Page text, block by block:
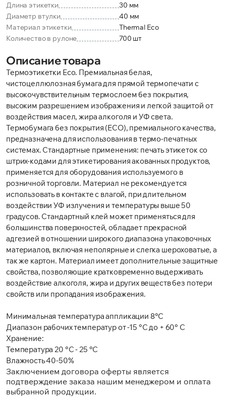
Длина этикетки
30 мм
Диаметр втулки
40 мм
Материал этикетки
Thermal Eco
Количество в рулоне
700 шт
Описание товара
Термоэтикетки Eco. Премиальная белая,
чистоцеллюлозная бумага для прямой термопечати с
высокочувствительным термослоем без покрытия,
высоким разрешением изображения и легкой защитой от
воздействия масел, жира алкоголя и УФ света.
Термобумага без покрытия (ECO), премиального качества,
предназначена для использования в термо-печатных
системах. Стандартные применения: печать этикеток со
штрих-кодами для этикетирования акованных продуктов,
применяется для оборудования используемого в
розничной торговли. Материал не рекомендуется
использовать в контакте с влагой, при длительном
воздействии УФ излучения и температуры выше 50
градусов. Стандартный клей может применяться для
большинства поверхностей, обладает прекрасной
адгезией в отношении широкого диапазона упаковочных
материалов, включая неполярные и слегка шероховатые, а
так же картон. Материал имеет дополнительные защитные
свойства, позволяющие кратковременно выдерживать
воздействие алкоголя, жира и других веществ без потери
свойств или пропадания изображения.
Минимальная температура аппликации 8°C
Диапазон рабочих температур от -15 °C до + 60° C
Хранение:
Температура 20 °C - 25 °C
Влажность 40-50%
Заключением договора оферты является
подтверждение заказа нашим менеджером и оплата
выбранной продукции.